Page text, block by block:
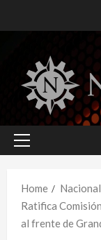
to
Primary
Home
Nacional
Ratifica
al frente de